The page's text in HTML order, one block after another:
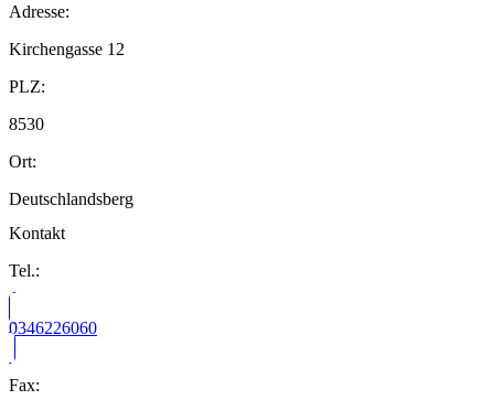
Adresse:
Kirchengasse 12
PLZ:
8530
Ort:
Deutschlandsberg
Kontakt
Tel.:
0346226060
Fax: